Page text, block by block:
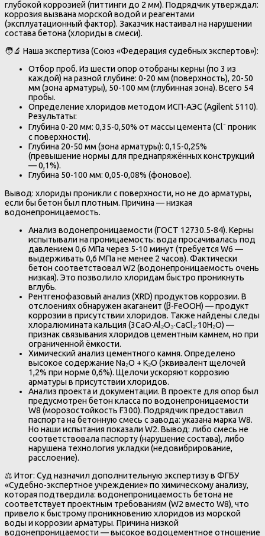
глубокой коррозией (питтинги до 2 мм). Подрядчик утверждал:
коррозия вызвана морской водой и реагентами
(эксплуатационный фактор). Заказчик настаивал на нарушении
состава бетона (хлориды в смеси).
🧑🔬 Наша экспертиза (Союз «Федерация судебных экспертов»):
Отбор проб. Из шести опор отобраны керны (по 3 из
каждой) на разной глубине: 0-20 мм (поверхность), 20-50
мм (зона арматуры), 50-100 мм (глубинная зона). Всего 54
пробы.
Определение хлоридов методом ИСП-АЭС (Agilent 5110).
Результаты:
Глубина 0-20 мм: 0,35-0,50% от массы цемента (Cl⁻ проник
с поверхности).
Глубина 20-50 мм (зона арматуры): 0,15-0,25%
(превышение нормы для преднапряжённых конструкций
— 0,1%).
Глубина 50-100 мм: 0,05-0,08% (фоновое).
Вывод: хлориды проникли с поверхности, но не до арматуры,
если бы бетон был плотным. Причина — низкая
водонепроницаемость.
Анализ водонепроницаемости (ГОСТ 12730.5-84). Керны
испытывали на проницаемость: вода просачивалась под
давлением 0,6 МПа через 5-10 минут (требуется W6 —
выдерживать 0,6 МПа не менее 2 часов). Фактически
бетон соответствовал W2 (водонепроницаемость очень
низкая). Это позволило хлоридам быстро проникнуть
вглубь.
Рентгенофазовый анализ (XRD) продуктов коррозии. В
отслоениях обнаружен акаганеит (β-FeOOH) — продукт
коррозии в присутствии хлоридов. Также найдены следы
хлоралюмината кальция (3CaO·Al₂O₃·CaCl₂·10H₂O) —
признак связывания хлоридов цементным камнем, но при
ограниченной ёмкости.
Химический анализ цементного камня. Определено
высокое содержание Na₂O + K₂O (эквивалент щелочей
1,2% при норме 0,6%). Щелочи ускоряют коррозию
арматуры в присутствии хлоридов.
Анализ проекта и документации. В проекте для опор был
предусмотрен бетон класса по водонепроницаемости
W8 (морозостойкость F300). Подрядчик предоставил
паспорта на бетонную смесь с завода: указана марка W8.
Но наши испытания показали W2. Вывод: либо смесь не
соответствовала паспорту (нарушение состава), либо
нарушена технология укладки (недовибрирование,
расслоение).
⚖️ Итог: Суд назначил дополнительную экспертизу в ФГБУ
«Судебно-экспертное учреждение» по химическому анализу,
которая подтвердила: водонепроницаемость бетона не
соответствует проектным требованиям (W2 вместо W8), что
привело к быстрому проникновению хлоридов из морской
воды и коррозии арматуры. Причина низкой
водонепроницаемости — высокое водоцементное отношение